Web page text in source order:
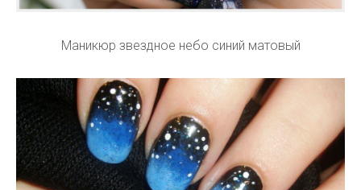
Маникюр звездное небо синий матовый